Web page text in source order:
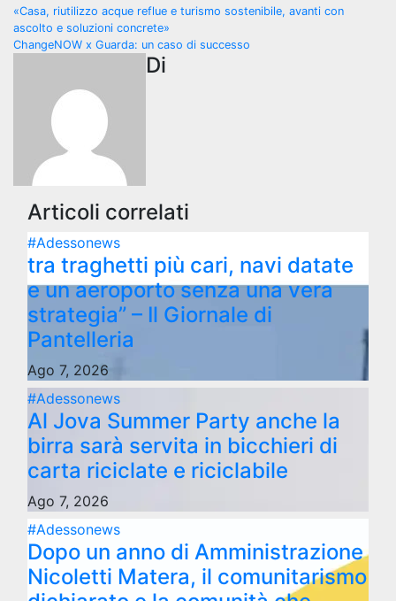
Navigazione
articoli
«Casa, riutilizzo acque reflue e turismo sostenibile, avanti con
ascolto e soluzioni concrete»
ChangeNOW x Guarda: un caso di successo
Di
Articoli correlati
#Adessonews
tra traghetti più cari, navi datate
e un aeroporto senza una vera
strategia” – Il Giornale di
Pantelleria
Ago 7, 2026
#Adessonews
Al Jova Summer Party anche la
birra sarà servita in bicchieri di
carta riciclate e riciclabile
Ago 7, 2026
#Adessonews
Dopo un anno di Amministrazione
Nicoletti Matera, il comunitarismo